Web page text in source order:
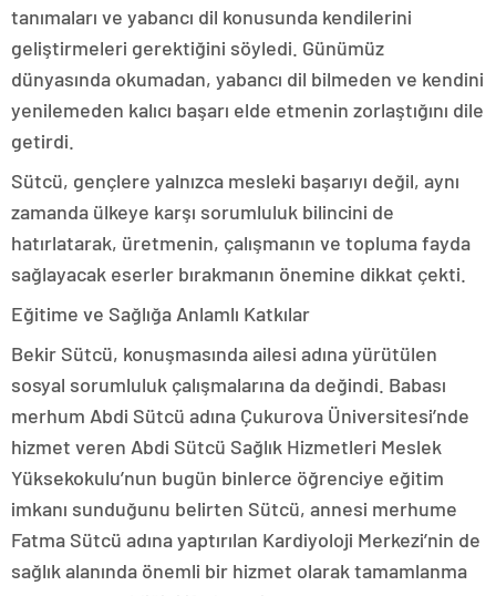
tanımaları ve yabancı dil konusunda kendilerini
geliştirmeleri gerektiğini söyledi. Günümüz
dünyasında okumadan, yabancı dil bilmeden ve kendini
yenilemeden kalıcı başarı elde etmenin zorlaştığını dile
getirdi.
Sütcü, gençlere yalnızca mesleki başarıyı değil, aynı
zamanda ülkeye karşı sorumluluk bilincini de
hatırlatarak, üretmenin, çalışmanın ve topluma fayda
sağlayacak eserler bırakmanın önemine dikkat çekti.
Eğitime ve Sağlığa Anlamlı Katkılar
Bekir Sütcü, konuşmasında ailesi adına yürütülen
sosyal sorumluluk çalışmalarına da değindi. Babası
merhum Abdi Sütcü adına Çukurova Üniversitesi’nde
hizmet veren Abdi Sütcü Sağlık Hizmetleri Meslek
Yüksekokulu’nun bugün binlerce öğrenciye eğitim
imkanı sunduğunu belirten Sütcü, annesi merhume
Fatma Sütcü adına yaptırılan Kardiyoloji Merkezi’nin de
sağlık alanında önemli bir hizmet olarak tamamlanma